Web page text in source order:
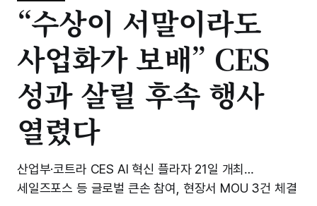
“수상이 서말이라도
사업화가 보배” CES
성과 살릴 후속 행사
열렸다
산업부·코트라 CES AI 혁신 플라자 21일 개최…
세일즈포스 등 글로벌 큰손 참여, 현장서 MOU 3건 체결